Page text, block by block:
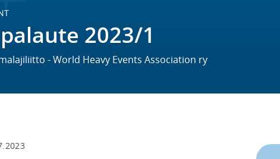
2023/1
- World Heavy Events Association ry